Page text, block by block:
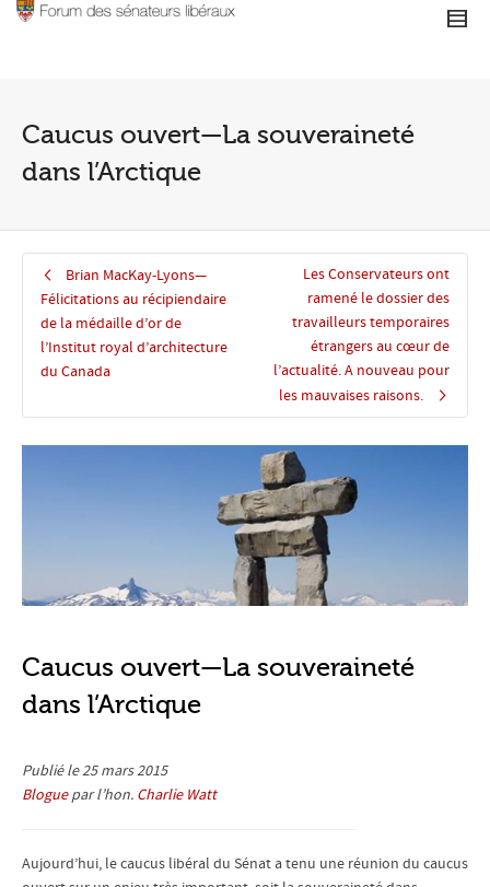
Caucus ouvert—La souveraineté
dans l’Arctique
Brian MacKay-Lyons—
Félicitations au récipiendaire
de la médaille d’or de
l’Institut royal d’architecture
du Canada
Les Conservateurs ont
ramené le dossier des
travailleurs temporaires
étrangers au cœur de
l’actualité. A nouveau pour
les mauvaises raisons.
Caucus ouvert—La souveraineté
dans l’Arctique
Publié le 25 mars 2015
Bloguepar l’hon. Charlie Watt
Aujourd’hui, le caucus libéral du Sénat a tenu une réunion du caucus